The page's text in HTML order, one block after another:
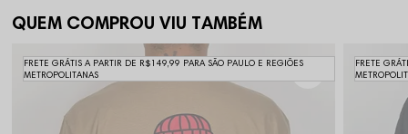
QUEM COMPROU VIU TAMBÉM
FRETE GRÁTIS A PARTIR DE R$149,99 PARA SÃO PAULO E REGIÕES
METROPOLITANAS
FRETE